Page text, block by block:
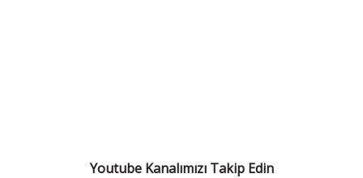
Youtube Kanalımızı Takip Edin